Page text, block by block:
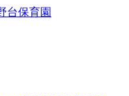
台保育園